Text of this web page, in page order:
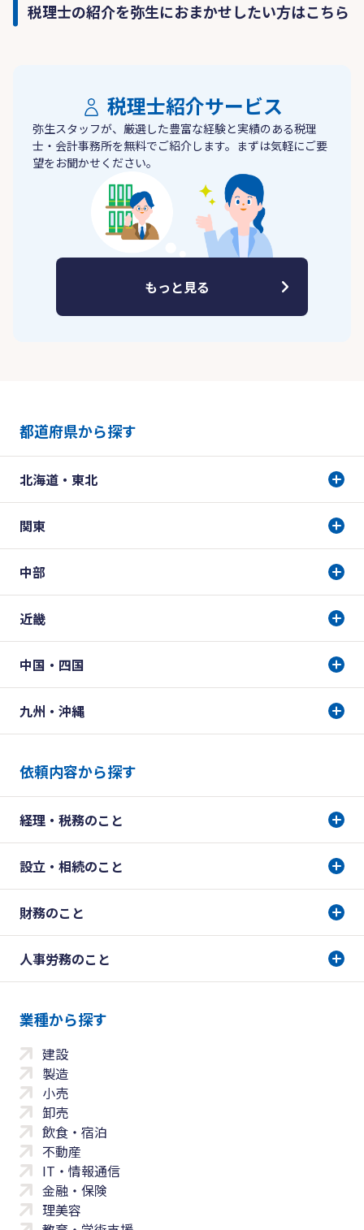
税理士の紹介を弥生におまかせしたい方はこちら
税理士紹介サービス
弥生スタッフが、厳選した豊富な経験と実績のある税理
士・会計事務所を無料でご紹介します。まずは気軽にご要
望をお聞かせください。
もっと見る
都道府県から探す
北海道・東北
関東
中部
近畿
中国・四国
九州・沖縄
依頼内容から探す
経理・税務のこと
設立・相続のこと
財務のこと
人事労務のこと
業種から探す
建設
製造
小売
卸売
飲食・宿泊
不動産
IT・情報通信
金融・保険
理美容